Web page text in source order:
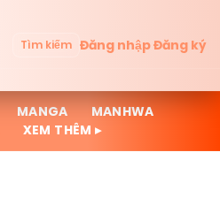
Tìm kiếm Đăng nhậpĐăng ký
MANGA
MANHWA
XEM THÊM ▸